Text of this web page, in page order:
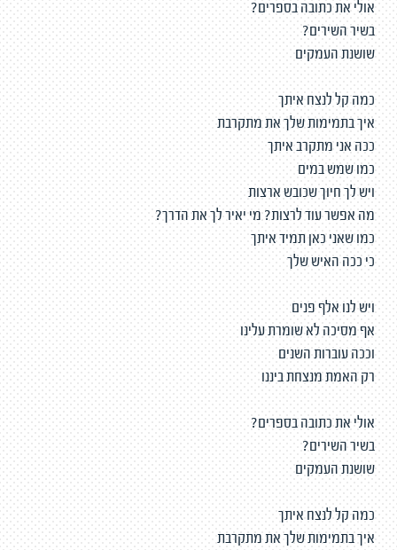
אולי את כתובה בספרים?
בשיר השירים?
שושנת העמקים
כמה קל לנצח איתך
איך בתמימות שלך את מתקרבת
ככה אני מתקרב איתך
כמו שמש במים
ויש לך חיוך שכובש ארצות
מה אפשר עוד לרצות? מי יאיר לך את הדרך?
כמו שאני כאן תמיד איתך
כי ככה האיש שלך
ויש לנו אלף פנים
אף מסיכה לא שומרת עלינו
וככה עוברות השנים
רק האמת מנצחת ביננו
אולי את כתובה בספרים?
בשיר השירים?
שושנת העמקים
כמה קל לנצח איתך
איך בתמימות שלך את מתקרבת